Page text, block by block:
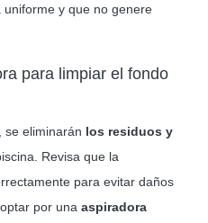
y que no genere
para limpiar el fondo
se eliminarán los residuos y
Revisa que la
para evitar daños
por una aspiradora